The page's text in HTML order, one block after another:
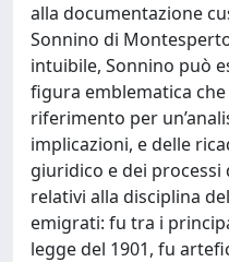
alla documentazione
Sonnino di
intuibile, Sonnino può
figura emblematica
riferimento per
implicazioni, e delle
giuridico e dei processi
relativi alla disciplina
emigrati: fu tra i
legge del 1901, fu